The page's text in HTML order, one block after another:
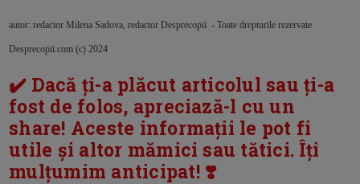
autor: redactor Milena Sadova, redactor Desprecopii - Toate drepturile rezervate
Desprecopii.com (c) 2024
✔️ Dacă ți-a plăcut articolul sau ți-a
fost de folos, apreciază-l cu un
share! Aceste informații le pot fi
utile și altor mămici sau tătici. Îți
mulțumim anticipat! ❣️